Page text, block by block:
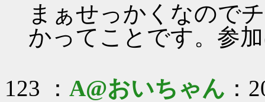
まぁせっかくなので
かってことです。参
123 ： A@おいちゃん ：